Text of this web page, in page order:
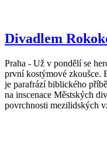
Divadlem
Praha - Už v pondělí se
první kostýmové zkoušce.
je parafrází biblického
na inscenace Městských
povrchnosti mezilidských